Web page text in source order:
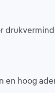
en hoog